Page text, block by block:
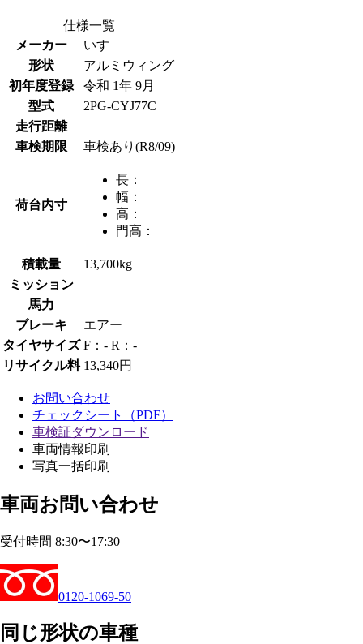
仕様一覧
メーカー
いすゞ
形状
アルミウィング
初年度登録
令和 1年 9月
型式
2PG-CYJ77C
走行距離
車検期限
車検あり(R8/09)
荷台内寸
長：
幅：
高：
門高：
積載量
13,700kg
ミッション
馬力
ブレーキ
エアー
タイヤサイズ F：- R：-
リサイクル料 13,340円
お問い合わせ
チェックシート（PDF）
車検証ダウンロード
車両情報印刷
写真一括印刷
車両お問い合わせ
受付時間 8:30〜17:30
0120-1069-50
同じ形状の車種